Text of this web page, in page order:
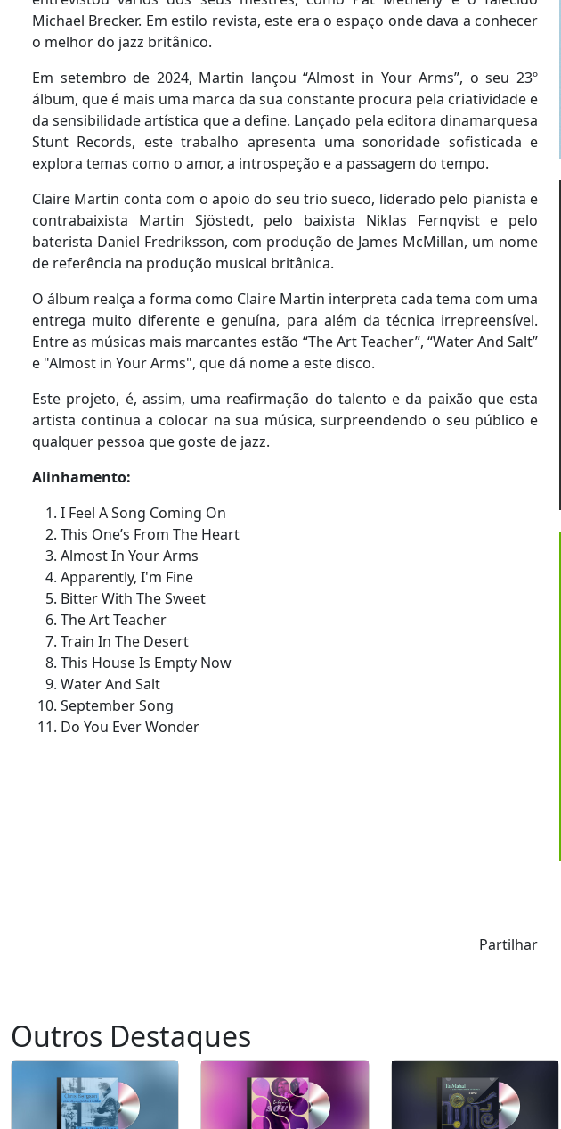
Michael Brecker. Em estilo revista, este era o espaço onde dava a conhecer
o melhor do jazz britânico.
Em setembro de 2024, Martin lançou “Almost in Your Arms”, o seu 23º
álbum, que é mais uma marca da sua constante procura pela criatividade e
da sensibilidade artística que a define. Lançado pela editora dinamarquesa
Stunt Records, este trabalho apresenta uma sonoridade sofisticada e
explora temas como o amor, a introspeção e a passagem do tempo.
Claire Martin conta com o apoio do seu trio sueco, liderado pelo pianista e
contrabaixista Martin Sjöstedt, pelo baixista Niklas Fernqvist e pelo
baterista Daniel Fredriksson, com produção de James McMillan, um nome
de referência na produção musical britânica.
O álbum realça a forma como Claire Martin interpreta cada tema com uma
entrega muito diferente e genuína, para além da técnica irrepreensível.
Entre as músicas mais marcantes estão “The Art Teacher”, “Water And Salt”
e "Almost in Your Arms", que dá nome a este disco.
Este projeto, é, assim, uma reafirmação do talento e da paixão que esta
artista continua a colocar na sua música, surpreendendo o seu público e
qualquer pessoa que goste de jazz.
Alinhamento:
I Feel A Song Coming On
This One’s From The Heart
Almost In Your Arms
Apparently, I'm Fine
Bitter With The Sweet
The Art Teacher
Train In The Desert
This House Is Empty Now
Water And Salt
September Song
Do You Ever Wonder
Partilhar
Outros Destaques